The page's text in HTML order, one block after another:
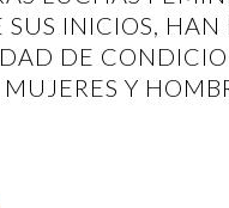
SUS INICIOS, HAN
DE
MUJERES Y